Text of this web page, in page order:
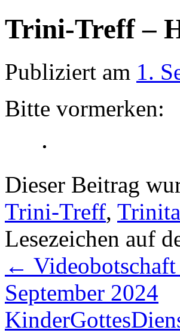
Trini-Treff –
Publiziert am 1.
Bitte vormerken:
Dieser Beitrag
Trini-Treff,
Lesezeichen auf
←
September 2024